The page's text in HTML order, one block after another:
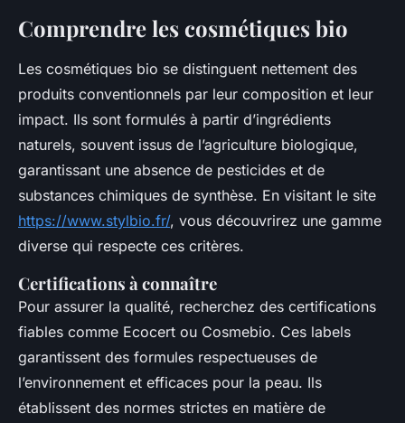
Comprendre les cosmétiques bio
Les cosmétiques bio se distinguent nettement des
produits conventionnels par leur composition et leur
impact. Ils sont formulés à partir d’ingrédients
naturels, souvent issus de l’agriculture biologique,
garantissant une absence de pesticides et de
substances chimiques de synthèse. En visitant le site
https://www.stylbio.fr/, vous découvrirez une gamme
diverse qui respecte ces critères.
Certifications à connaître
Pour assurer la qualité, recherchez des certifications
fiables comme Ecocert ou Cosmebio. Ces labels
garantissent des formules respectueuses de
l’environnement et efficaces pour la peau. Ils
établissent des normes strictes en matière de